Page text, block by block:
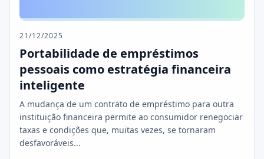
21/12/2025
Portabilidade de empréstimos
pessoais como estratégia financeira
inteligente
A mudança de um contrato de empréstimo para outra
instituição financeira permite ao consumidor renegociar
taxas e condições que, muitas vezes, se tornaram
desfavoráveis...